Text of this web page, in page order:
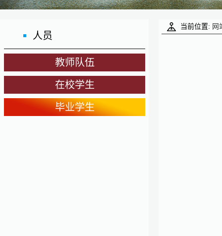
人员
教师队伍
在校学生
毕业学生
当前位置: 网